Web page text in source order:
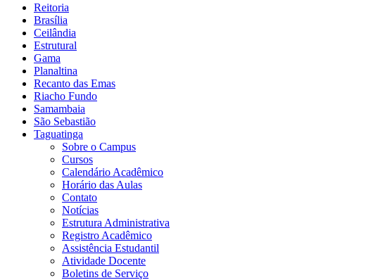
Reitoria
Brasília
Ceilândia
Estrutural
Gama
Planaltina
Recanto das Emas
Riacho Fundo
Samambaia
São Sebastião
Taguatinga
Sobre o Campus
Cursos
Calendário Acadêmico
Horário das Aulas
Contato
Notícias
Estrutura Administrativa
Registro Acadêmico
Assistência Estudantil
Atividade Docente
Boletins de Serviço